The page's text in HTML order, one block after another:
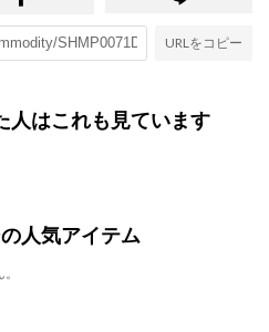
URLをコピー
人はこれも見ています
人気アイテム